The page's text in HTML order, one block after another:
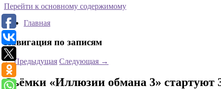
Перейти к основному содержимому
Главная
Навигация по записям
←Предыдущая Следующая →
Съёмки «Иллюзии обмана 3» стартуют